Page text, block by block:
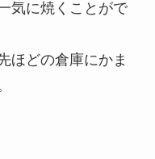
気に焼くことがで
ほどの倉庫にかま